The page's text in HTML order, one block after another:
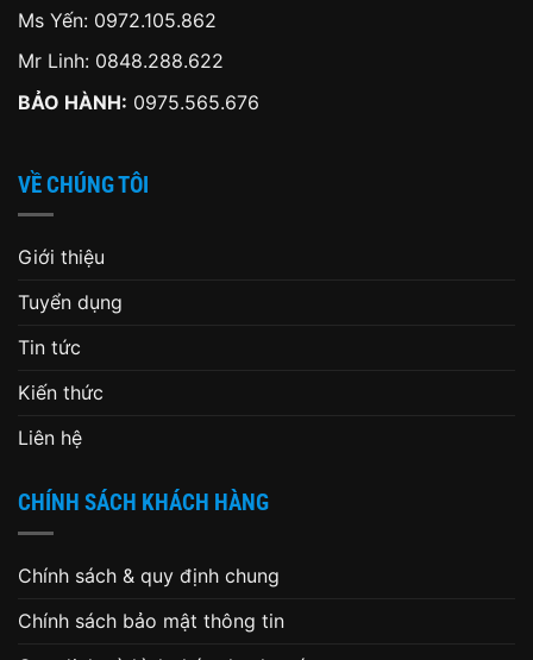
Ms Yến: 0972.105.862
Mr Linh: 0848.288.622
BẢO HÀNH: 0975.565.676
VỀ CHÚNG TÔI
Giới thiệu
Tuyển dụng
Tin tức
Kiến thức
Liên hệ
CHÍNH SÁCH KHÁCH HÀNG
Chính sách & quy định chung
Chính sách bảo mật thông tin